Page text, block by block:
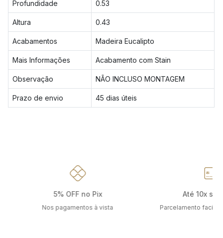
Profundidade 0.53
Altura 0.43
Acabamentos Madeira Eucalipto
Mais Informações Acabamento com Stain
Observação NÃO INCLUSO MONTAGEM
Prazo de envio 45 dias úteis
5% OFF no Pix
Nos pagamentos à vista
Até 10x
Parcelamento